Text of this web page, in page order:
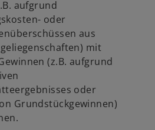
aufgrund
oder
aus
mit
(z.B. aufgrund
oder
Grundstückgewinnen)